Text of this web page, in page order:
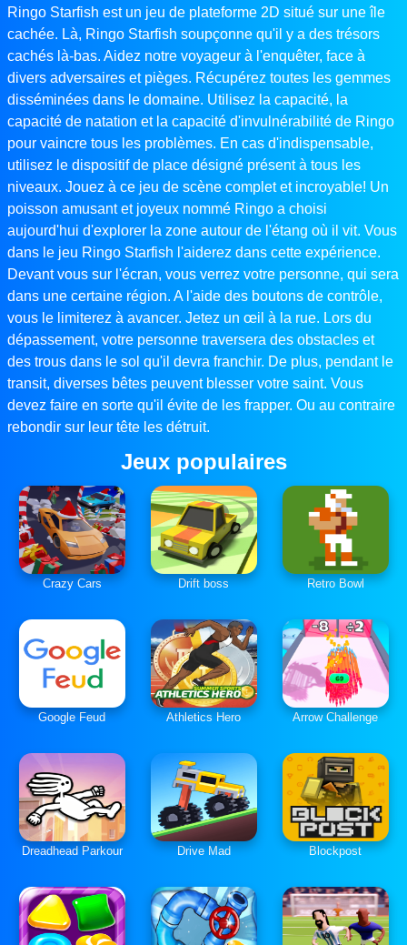
Ringo Starfish est un jeu de plateforme 2D situé sur une île
cachée. Là, Ringo Starfish soupçonne qu'il y a des trésors
cachés là-bas. Aidez notre voyageur à l'enquêter, face à
divers adversaires et pièges. Récupérez toutes les gemmes
disséminées dans le domaine. Utilisez la capacité, la
capacité de natation et la capacité d'invulnérabilité de Ringo
pour vaincre tous les problèmes. En cas d'indispensable,
utilisez le dispositif de place désigné présent à tous les
niveaux. Jouez à ce jeu de scène complet et incroyable! Un
poisson amusant et joyeux nommé Ringo a choisi
aujourd'hui d'explorer la zone autour de l'étang où il vit. Vous
dans le jeu Ringo Starfish l'aiderez dans cette expérience.
Devant vous sur l'écran, vous verrez votre personne, qui sera
dans une certaine région. A l'aide des boutons de contrôle,
vous le limiterez à avancer. Jetez un œil à la rue. Lors du
dépassement, votre personne traversera des obstacles et
des trous dans le sol qu'il devra franchir. De plus, pendant le
transit, diverses bêtes peuvent blesser votre saint. Vous
devez faire en sorte qu'il évite de les frapper. Ou au contraire
rebondir sur leur tête les détruit.
Jeux populaires
Crazy Cars Drift boss Retro Bowl
Google Feud Athletics Hero Arrow Challenge
Dreadhead Parkour Drive Mad Blockpost